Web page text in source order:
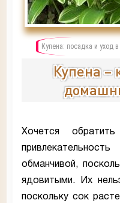
Купена: посадка и уход
Купена –
Хочется
обманчивой,
ядовитыми. Их
поскольку сок